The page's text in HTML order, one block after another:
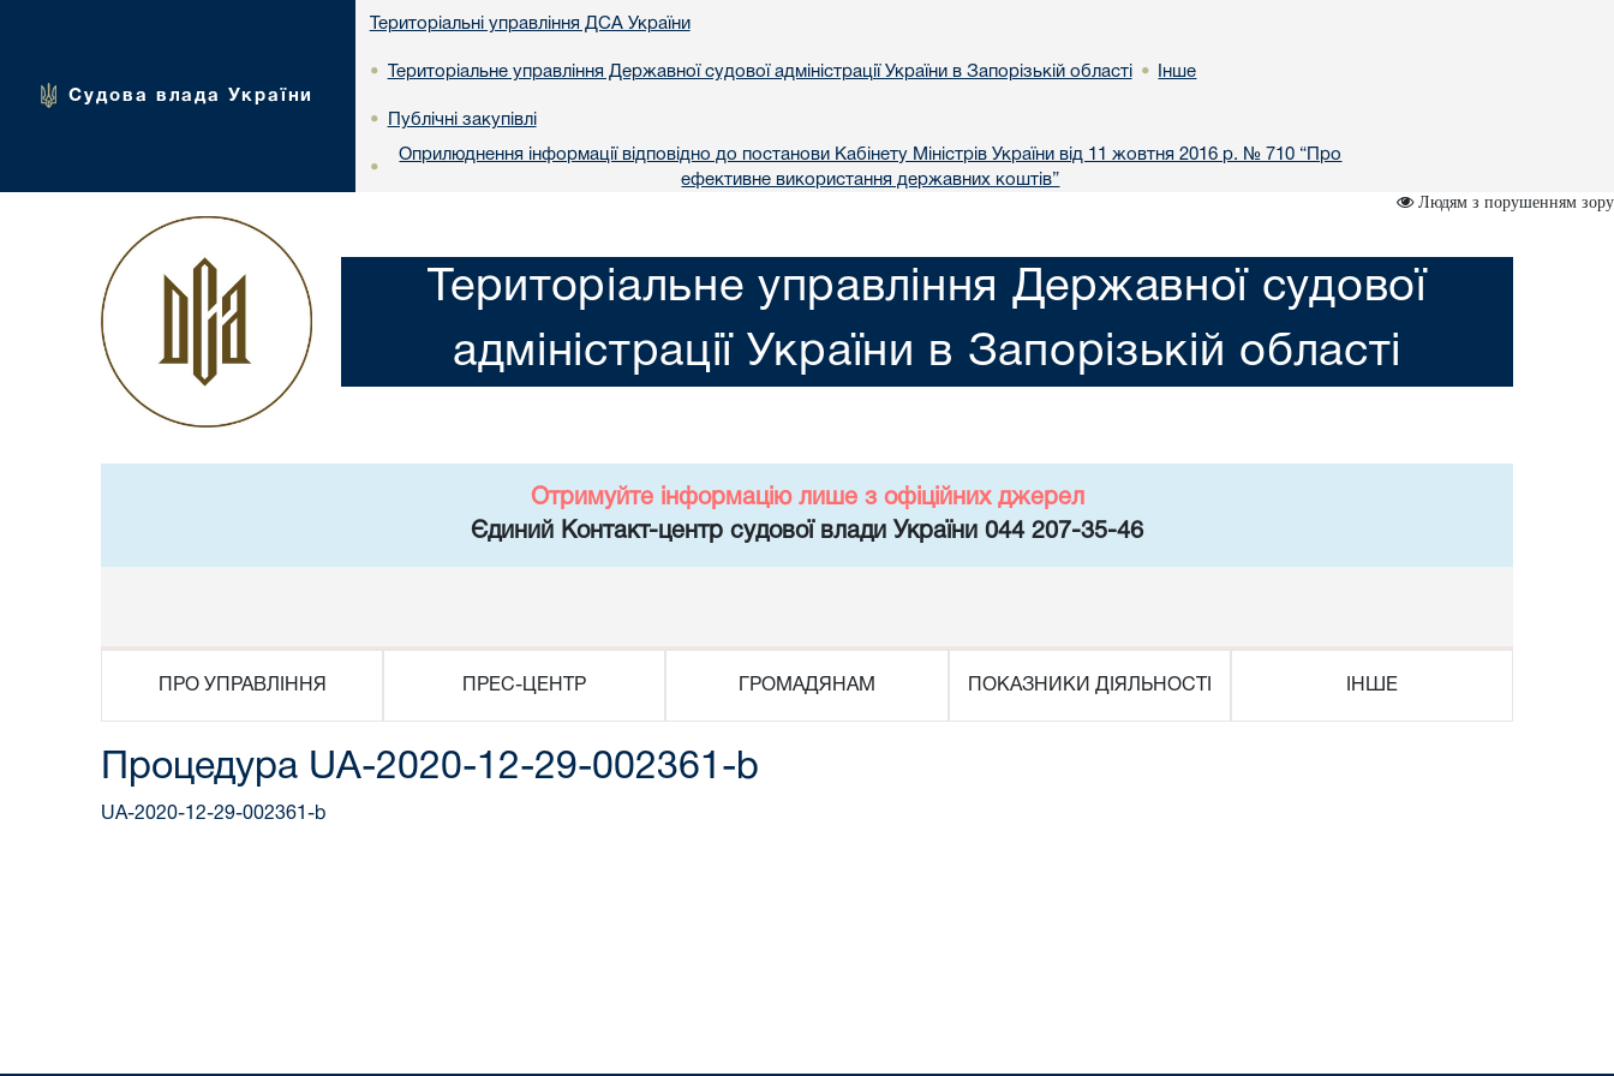
Судова влада України
Територіальні управління ДСА України
• Територіальне управління Державної судової адміністрації України в Запорізькій області • Інше
• Публічні закупівлі
•
Оприлюднення інформації відповідно до постанови Кабінету Міністрів України від 11 жовтня 2016 р. № 710 “Про
ефективне використання державних коштів”
Людям з порушенням зору
Територіальне управління Державної судової
адміністрації України в Запорізькій області
Отримуйте інформацію лише з офіційних джерел
Єдиний Контакт-центр судової влади України 044 207-35-46
ПРО УПРАВЛІННЯ ПРЕС-ЦЕНТР ГРОМАДЯНАМ ПОКАЗНИКИ ДІЯЛЬНОСТІ ІНШЕ
Процедура UA-2020-12-29-002361-b
UA-2020-12-29-002361-b